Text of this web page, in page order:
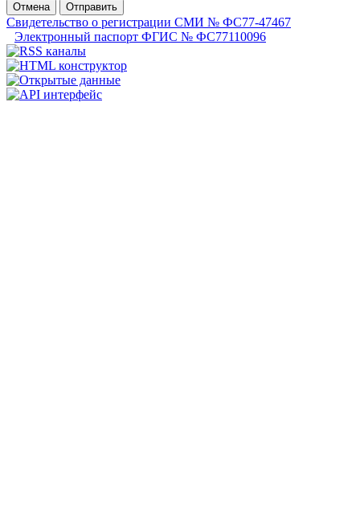
Отмена
Отправить
Свидетельство о регистрации СМИ № ФС77-47467
Электронный паспорт ФГИС № ФС77110096